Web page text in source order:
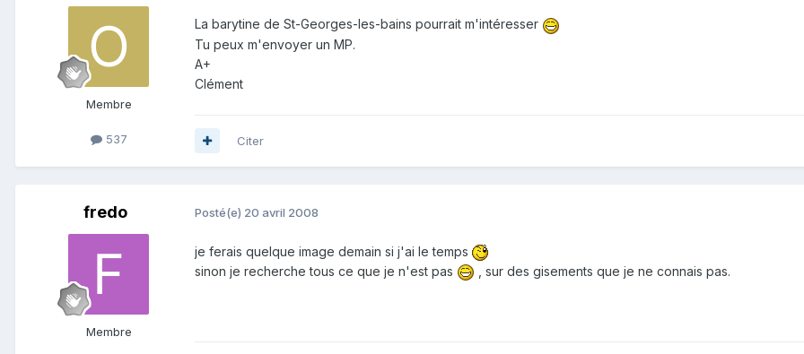
Membre
537
La barytine de St-Georges-les-bains pourrait m'intéresser
Tu peux m'envoyer un MP.
A+
Clément
Citer
fredo
Membre
Posté(e) 20 avril 2008
je ferais quelque image demain si j'ai le temps
sinon je recherche tous ce que je n'est pas
, sur des gisements que je ne connais pas.